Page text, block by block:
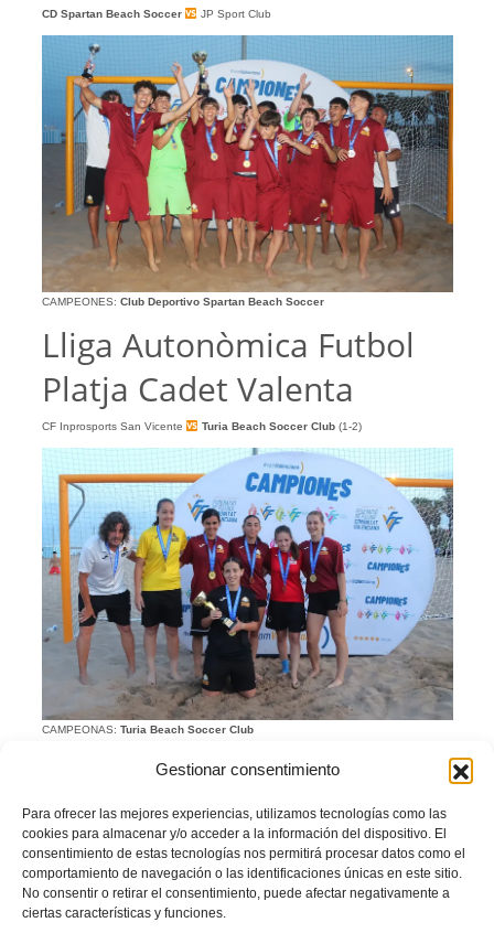
Gestionar consentimiento
Para ofrecer las mejores experiencias, utilizamos tecnologías como las
cookies para almacenar y/o acceder a la información del dispositivo. El
consentimiento de estas tecnologías nos permitirá procesar datos como el
comportamiento de navegación o las identificaciones únicas en este sitio.
No consentir o retirar el consentimiento, puede afectar negativamente a
ciertas características y funciones.
CD Spartan Beach Soccer JP Sport Club
CAMPEONES: Club Deportivo Spartan Beach Soccer
Lliga Autonòmica Futbol
Platja Cadet Valenta
CF Inprosports San Vicente Turia Beach Soccer Club(1-2)
CAMPEONAS: Turia Beach Soccer Club
Lliga Autonòmica Futbol
Platja Juvenil masculina
CD Spartan Beach Soccer